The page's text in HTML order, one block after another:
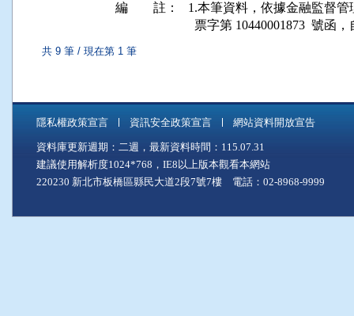
編 註：
1.本筆資料，依據金融監督管
共 9 筆 / 現在第 1 筆
隱私權政策宣言 資訊安全政策宣言 網站資料開放宣告
資料庫更新週期：二週，最新資料時間：115.07.31
建議使用解析度1024*768，IE8以上版本觀看本網站
220230 新北市板橋區縣民大道2段7號7樓 電話：02-8968-9999